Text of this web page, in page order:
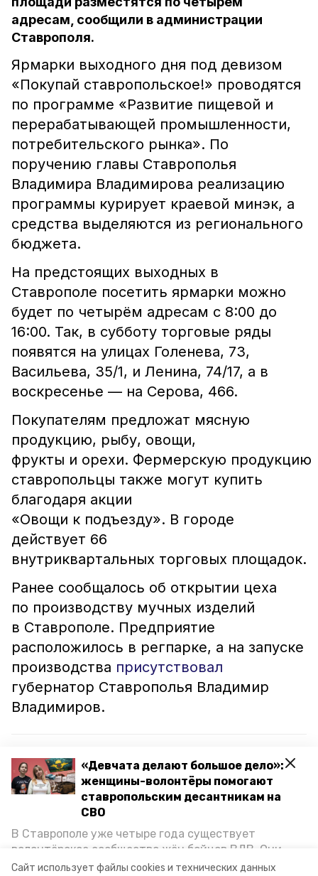
Сайт использует файлы cookies и технических данных
«Девчата делают большое дело»:
женщины-волонтёры помогают
ставропольским десантникам на
СВО
В Ставрополе уже четыре года существует
волонтёрское сообщество жён бойцов ВДВ. Они
организуют сборы вещей и продуктов для
адресам, сообщили в администрации
Ставрополя.
Ярмарки выходного дня под девизом
«Покупай ставропольское!» проводятся
по программе «Развитие пищевой и
перерабатывающей промышленности,
потребительского рынка». По
поручению главы Ставрополья
Владимира Владимирова реализацию
программы курирует краевой минэк, а
средства выделяются из регионального
бюджета.
На предстоящих выходных в
Ставрополе посетить ярмарки можно
будет по четырём адресам с 8:00 до
16:00. Так, в субботу торговые ряды
появятся на улицах Голенева, 73,
Васильева, 35/1, и Ленина, 74/17, а в
воскресенье — на Серова, 466.
Покупателям предложат мясную
продукцию, рыбу, овощи,
фрукты и орехи. Фермерскую продукцию
ставропольцы также могут купить
благодаря акции
«Овощи к подъезду». В городе
действует 66
внутриквартальных торговых площадок.
Ранее сообщалось об открытии цеха
по производству мучных изделий
в Ставрополе. Предприятие
расположилось в регпарке, а на запуске
производства присутствовал
губернатор Ставрополья Владимир
Владимиров.
Дворы в Ставрополе и Пятигорске приведут в
порядок по поручению губернатора
Несанкционированные точки торговли
демонтируют в Ставрополе